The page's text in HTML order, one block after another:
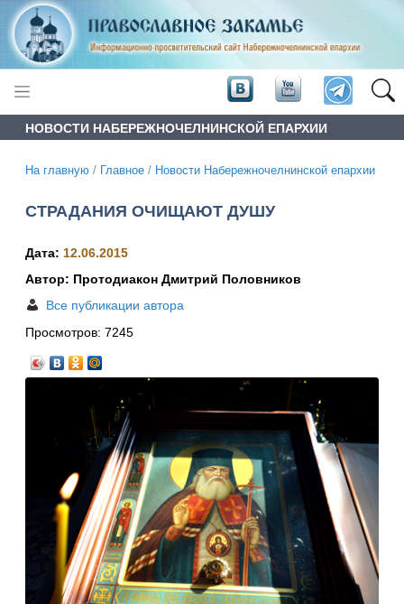
НОВОСТИ НАБЕРЕЖНОЧЕЛНИНСКОЙ ЕПАРХИИ
На главную / Главное / Новости Набережночелнинской епархии
СТРАДАНИЯ ОЧИЩАЮТ ДУШУ
Дата: 12.06.2015
Автор: Протодиакон Дмитрий Половников
Все публикации автора
Просмотров: 7245